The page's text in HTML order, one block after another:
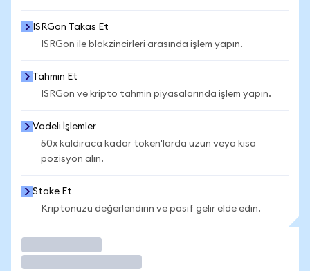
ISRGon Takas Et
ISRGon ile blokzincirleri arasında işlem yapın.
Tahmin Et
ISRGon ve kripto tahmin piyasalarında işlem yapın.
Vadeli İşlemler
50x kaldıraca kadar token'larda uzun veya kısa
pozisyon alın.
Stake Et
Kriptonuzu değerlendirin ve pasif gelir elde edin.